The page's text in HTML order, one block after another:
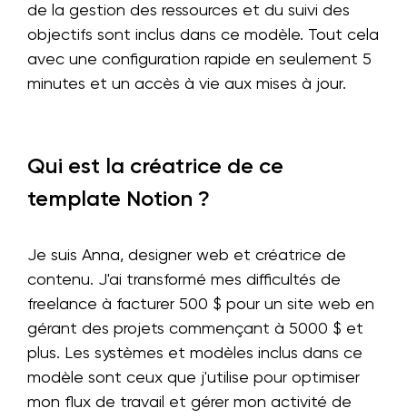
de la gestion des ressources et du suivi des
objectifs sont inclus dans ce modèle. Tout cela
avec une configuration rapide en seulement 5
minutes et un accès à vie aux mises à jour.
Qui est la créatrice de ce
template Notion ?
Je suis Anna, designer web et créatrice de
contenu. J'ai transformé mes difficultés de
freelance à facturer 500 $ pour un site web en
gérant des projets commençant à 5000 $ et
plus. Les systèmes et modèles inclus dans ce
modèle sont ceux que j'utilise pour optimiser
mon flux de travail et gérer mon activité de